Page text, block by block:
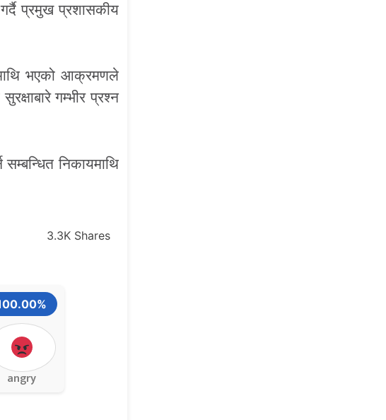
प्रमुख प्रशासकीय
भएको आक्रमणले
गम्भीर प्रश्न
सम्बन्धित निकायमाथि
3.3K Shares
angry